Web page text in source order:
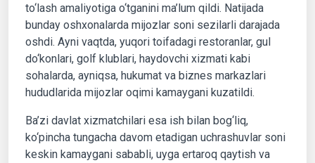
to‘lash amaliyotiga o‘tganini ma’lum qildi. Natijada
bunday oshxonalarda mijozlar soni sezilarli darajada
oshdi. Ayni vaqtda, yuqori toifadagi restoranlar, gul
do‘konlari, golf klublari, haydovchi xizmati kabi
sohalarda, ayniqsa, hukumat va biznes markazlari
hududlarida mijozlar oqimi kamaygani kuzatildi.
Ba’zi davlat xizmatchilari esa ish bilan bog‘liq,
ko‘pincha tungacha davom etadigan uchrashuvlar soni
keskin kamaygani sababli, uyga ertaroq qaytish va